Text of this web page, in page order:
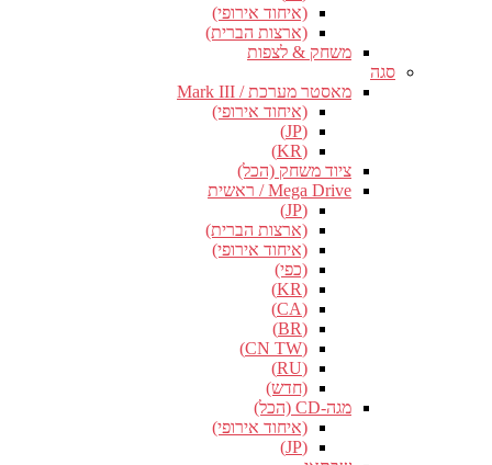
(איחוד אירופי)
(ארצות הברית)
משחק & לצפות
סגה
מאסטר מערכת / Mark III
(איחוד אירופי)
(JP)
(KR)
ציוד משחק (הכל)
Mega Drive / ראשית
(JP)
(ארצות הברית)
(איחוד אירופי)
(כפי)
(KR)
(CA)
(BR)
(CN TW)
(RU)
(חדש)
מגה-CD (הכל)
(איחוד אירופי)
(JP)